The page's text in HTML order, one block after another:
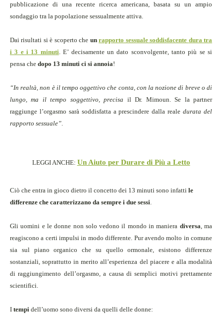
pubblicazione di una recente ricerca americana, basata su un ampio
sondaggio tra la popolazione sessualmente attiva.
Dai risultati si è scoperto che unrapporto sessuale soddisfacente dura tra
i 3 e i 13 minuti. E’ decisamente un dato sconvolgente, tanto più se si
pensa che dopo 13 minuti ci si annoia!
“In realtà, non è il tempo oggettivo che conta, con la nozione di breve o di
lungo, ma il tempo soggettivo, precisa il Dr. Mimoun. Se la partner
raggiunge l’orgasmo sarà soddisfatta a prescindere dalla realedurata del
rapporto sessuale”.
LEGGI ANCHE: Un Aiuto per Durare di Più a Letto
Ciò che entra in gioco dietro il concetto dei 13 minuti sono infatti le
differenze che caratterizzano da sempre i due sessi.
Gli uomini e le donne non solo vedono il mondo in maniera diversa, ma
reagiscono a certi impulsi in modo differente. Pur avendo molto in comune
sia sul piano organico che su quello ormonale, esistono differenze
sostanziali, soprattutto in merito all’esperienza del piacere e alla modalità
di raggiungimento dell’orgasmo, a causa di semplici motivi prettamente
scientifici.
I tempi dell’uomo sono diversi da quelli delle donne: